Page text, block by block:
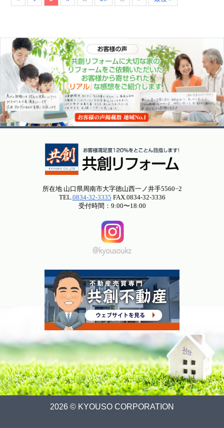
所在地 山口県周南市大字徳山西一ノ井手5560−2
TEL.0834-32-3335 FAX.0834-32-3336
受付時間：9:00〜18:00
2026 © KYOUSO CORPORATION